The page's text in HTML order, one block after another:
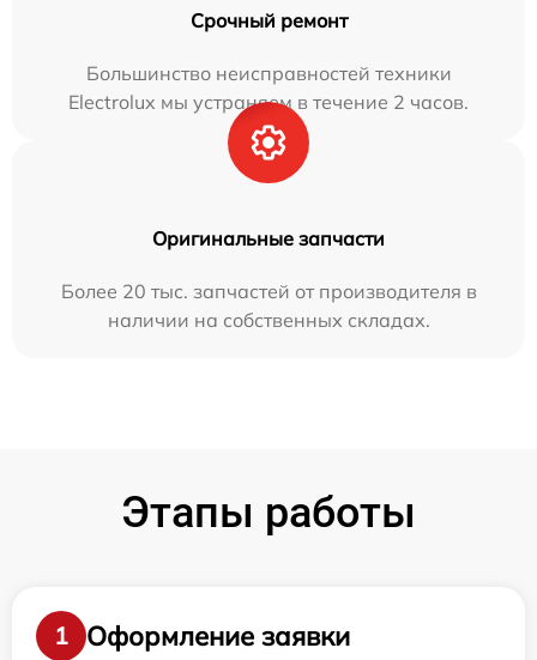
Срочный ремонт
Большинство неисправностей техники
Electrolux мы устраняем в течение 2 часов.
Оригинальные запчасти
Более 20 тыс. запчастей от производителя в
наличии на собственных складах.
Этапы работы
1
Оформление заявки